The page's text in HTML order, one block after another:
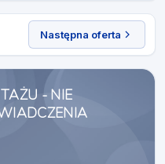
Następna oferta
- NIE